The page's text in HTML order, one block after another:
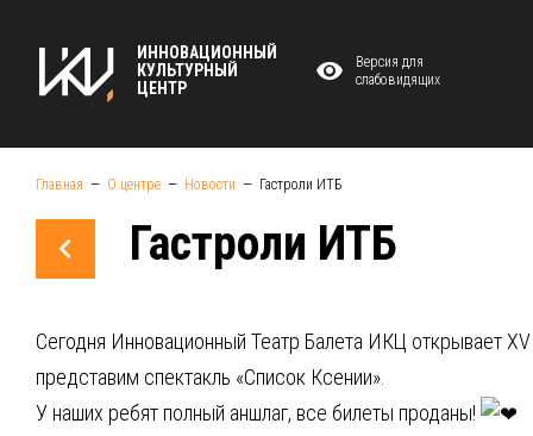
ИННОВАЦИОННЫЙ
КУЛЬТУРНЫЙ
ЦЕНТР
Версия для
слабовидящих
Главная О центре Новости Гастроли ИТБ
Гастроли ИТБ
Сегодня Инновационный Театр Балета ИКЦ открывает
представим спектакль «Список Ксении».
У наших ребят полный аншлаг, все билеты проданы!